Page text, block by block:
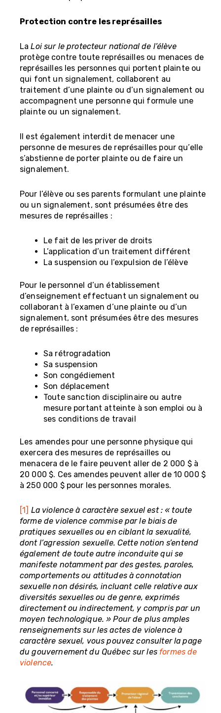
Protection contre les représailles
LaLoi sur le protecteur national de l’élève
protège contre toute représailles ou menaces de
représailles les personnes qui portent plainte ou
qui font un signalement, collaborent au
traitement d’une plainte ou d’un signalement ou
accompagnent une personne qui formule une
plainte ou un signalement.
Il est également interdit de menacer une
personne de mesures de représailles pour qu’elle
s’abstienne de porter plainte ou de faire un
signalement.
Pour l’élève ou ses parents formulant une plainte
ou un signalement, sont présumées être des
mesures de représailles :
Le fait de les priver de droits
L’application d’un traitement différent
La suspension ou l’expulsion de l’élève
Pour le personnel d’un établissement
d’enseignement effectuant un signalement ou
collaborant à l’examen d’une plainte ou d’un
signalement, sont présumées être des mesures
de représailles :
Sa rétrogradation
Sa suspension
Son congédiement
Son déplacement
Toute sanction disciplinaire ou autre
mesure portant atteinte à son emploi ou à
ses conditions de travail
Les amendes pour une personne physique qui
exercera des mesures de représailles ou
menacera de le faire peuvent aller de 2 000 $ à
20 000 $. Ces amendes peuvent aller de 10 000 $
à 250 000 $ pour les personnes morales.
[1] La violence à caractère sexuel est : « toute
forme de violence commise par le biais de
pratiques sexuelles ou en ciblant la sexualité,
dont l’agression sexuelle. Cette notion s’entend
également de toute autre inconduite qui se
manifeste notamment par des gestes, paroles,
comportements ou attitudes à connotation
sexuelle non désirés, incluant celle relative aux
diversités sexuelles ou de genre, exprimés
directement ou indirectement, y compris par un
moyen technologique. » Pour de plus amples
renseignements sur les actes de violence à
caractère sexuel, vous pouvez consulter la page
du gouvernement du Québec sur les formes de
violence.